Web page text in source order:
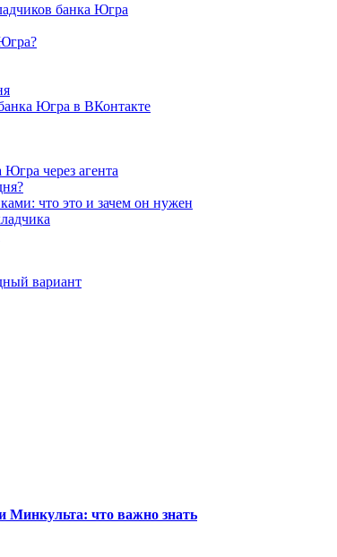
банка Югра
Югра в ВКонтакте
через агента
что это и зачем он нужен
вариант
Минкульта: что важно знать